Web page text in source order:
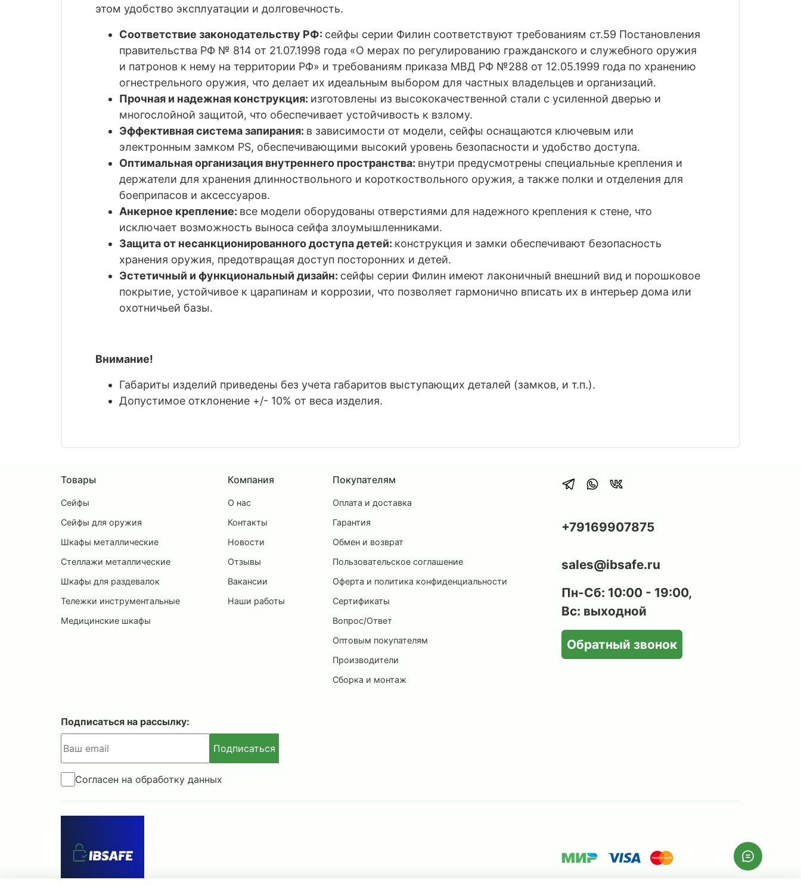
этом удобство эксплуатации и долговечность.
Соответствие законодательству РФ: cейфы серии Филин соответствуют требованиям ст.59 Постановления
правительства РФ № 814 от 21.07.1998 года «О мерах по регулированию гражданского и служебного оружия
и патронов к нему на территории РФ» и требованиям приказа МВД РФ №288 от 12.05.1999 года по хранению
огнестрельного оружия, что делает их идеальным выбором для частных владельцев и организаций.
Прочная и надежная конструкция: изготовлены из высококачественной стали с усиленной дверью и
многослойной защитой, что обеспечивает устойчивость к взлому.
Эффективная система запирания: в зависимости от модели, сейфы оснащаются ключевым или
электронным замком PS, обеспечивающими высокий уровень безопасности и удобство доступа.
Оптимальная организация внутреннего пространства: внутри предусмотрены специальные крепления и
держатели для хранения длинноствольного и короткоствольного оружия, а также полки и отделения для
боеприпасов и аксессуаров.
Анкерное крепление: все модели оборудованы отверстиями для надежного крепления к стене, что
исключает возможность выноса сейфа злоумышленниками.
Защита от несанкционированного доступа детей: конструкция и замки обеспечивают безопасность
хранения оружия, предотвращая доступ посторонних и детей.
Эстетичный и функциональный дизайн: сейфы серии Филин имеют лаконичный внешний вид и порошковое
покрытие, устойчивое к царапинам и коррозии, что позволяет гармонично вписать их в интерьер дома или
охотничьей базы.
Внимание!
Габариты изделий приведены без учета габаритов выступающих деталей (замков, и т.п.).
Допустимое отклонение +/- 10% от веса изделия.
Товары
Сейфы
Сейфы для оружия
Шкафы металлические
Стеллажи металлические
Шкафы для раздевалок
Тележки инструментальные
Медицинские шкафы
Компания
О нас
Контакты
Новости
Отзывы
Вакансии
Наши работы
Покупателям
Оплата и доставка
Гарантия
Обмен и возврат
Пользовательское соглашение
Оферта и политика конфиденциальности
Сертификаты
Вопрос/Ответ
Оптовым покупателям
Производители
Сборка и монтаж
+79169907875
sales@ibsafe.ru
Пн-Сб: 10:00 - 19:00,
Вс: выходной
Обратный звонок
Подписаться на рассылку:
Подписаться
Согласен на обработку данных